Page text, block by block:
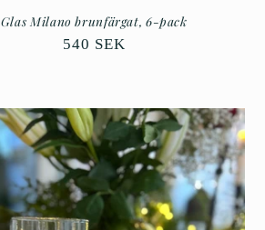
Glas Milano brunfärgat, 6-pack
Ordinarie
540 SEK